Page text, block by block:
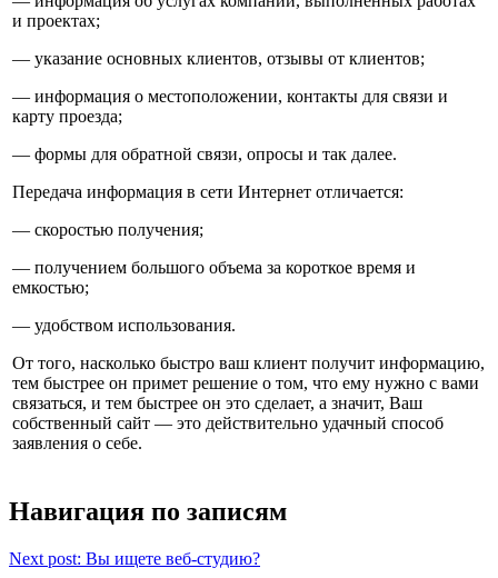
и проектах;
— указание основных клиентов, отзывы от клиентов;
— информация о местоположении, контакты для связи и
карту проезда;
— формы для обратной связи, опросы и так далее.
Передача информация в сети Интернет отличается:
— скоростью получения;
— получением большого объема за короткое время и
емкостью;
— удобством использования.
От того, насколько быстро ваш клиент получит информацию,
тем быстрее он примет решение о том, что ему нужно с вами
связаться, и тем быстрее он это сделает, а значит, Ваш
собственный сайт — это действительно удачный способ
заявления о себе.
Навигация по записям
Next post: Вы ищете веб-студию?